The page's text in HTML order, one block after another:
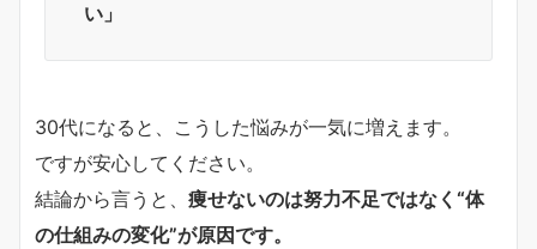
い」
30代になると、こうした悩みが一気に増えます。
ですが安心してください。
結論から言うと、 痩せないのは努力不足ではなく“体
の仕組みの変化”が原因です。